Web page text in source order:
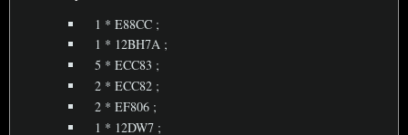
1 *E88CC ;
1 * 12BH7A ;
5 *ECC83 ;
2 *ECC82 ;
2 *EF806 ;
1 * 12DW7 ;